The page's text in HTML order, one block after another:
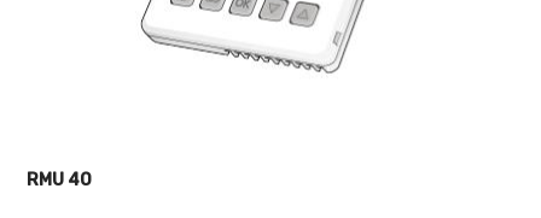
RMU 40